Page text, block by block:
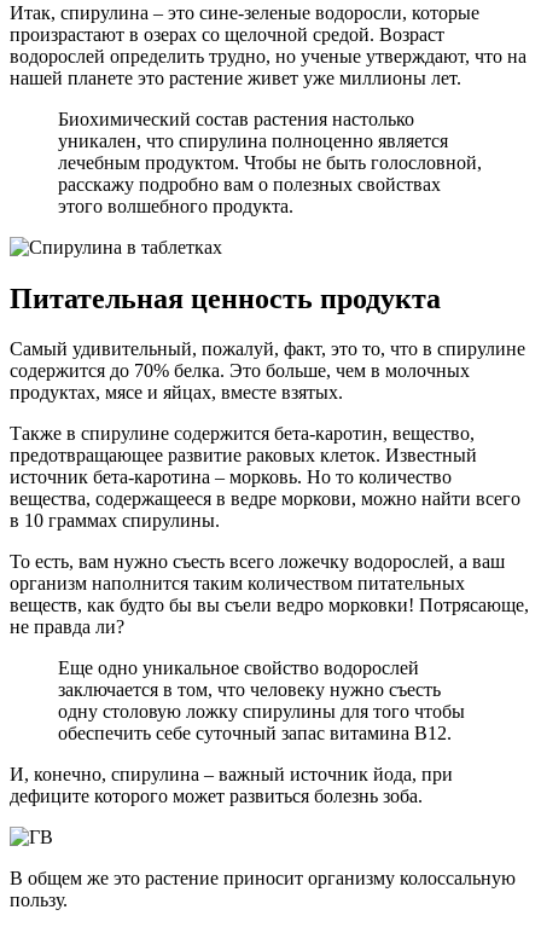
Итак, спирулина – это сине-зеленые водоросли, которые
произрастают в озерах со щелочной средой. Возраст
водорослей определить трудно, но ученые утверждают, что на
нашей планете это растение живет уже миллионы лет.
Биохимический состав растения настолько
уникален, что спирулина полноценно является
лечебным продуктом. Чтобы не быть голословной,
расскажу подробно вам о полезных свойствах
этого волшебного продукта.
Питательная ценность продукта
Самый удивительный, пожалуй, факт, это то, что в спирулине
содержится до 70% белка. Это больше, чем в молочных
продуктах, мясе и яйцах, вместе взятых.
Также в спирулине содержится бета-каротин, вещество,
предотвращающее развитие раковых клеток. Известный
источник бета-каротина – морковь. Но то количество
вещества, содержащееся в ведре моркови, можно найти всего
в 10 граммах спирулины.
То есть, вам нужно съесть всего ложечку водорослей, а ваш
организм наполнится таким количеством питательных
веществ, как будто бы вы съели ведро морковки! Потрясающе,
не правда ли?
Еще одно уникальное свойство водорослей
заключается в том, что человеку нужно съесть
одну столовую ложку спирулины для того чтобы
обеспечить себе суточный запас витамина В12.
И, конечно, спирулина – важный источник йода, при
дефиците которого может развиться болезнь зоба.
В общем же это растение приносит организму колоссальную
пользу.